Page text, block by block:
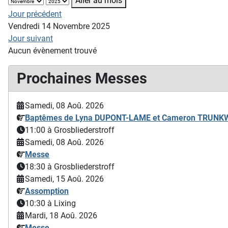
Jour précédent
Vendredi 14 Novembre 2025
Jour suivant
Aucun évènement trouvé
Prochaines Messes
Samedi, 08 Aoû. 2026
Baptêmes de Lyna DUPONT-LAME et Cameron
11:00 à Grosbliederstroff
Samedi, 08 Aoû. 2026
Messe
18:30 à Grosbliederstroff
Samedi, 15 Aoû. 2026
Assomption
10:30 à Lixing
Mardi, 18 Aoû. 2026